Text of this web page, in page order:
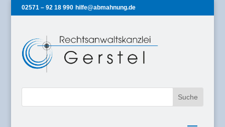
02571 – 92 18 990 hilfe@abmahnung.de